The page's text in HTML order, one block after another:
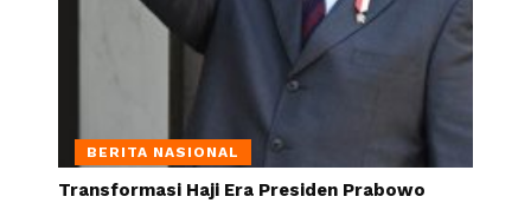
BERITA NASIONAL
Transformasi Haji Era Presiden Prabowo